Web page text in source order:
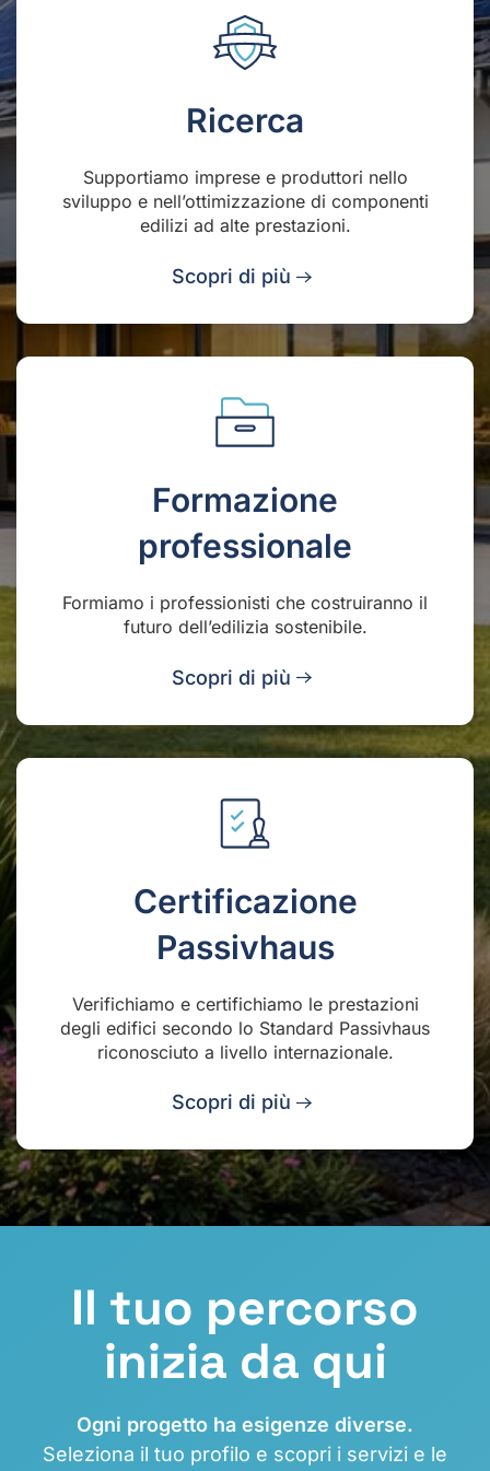
Ricerca
Supportiamo imprese e produttori nello
sviluppo e nell’ottimizzazione di componenti
edilizi ad alte prestazioni.
Scopri di più
Formazione
professionale
Formiamo i professionisti che costruiranno il
futuro dell’edilizia sostenibile.
Scopri di più
Certificazione
Passivhaus
Verifichiamo e certifichiamo le prestazioni
degli edifici secondo lo Standard Passivhaus
riconosciuto a livello internazionale.
Scopri di più
Il tuo percorso
inizia da qui
Ogni progetto ha esigenze diverse.
Seleziona il tuo profilo e scopri i servizi e le